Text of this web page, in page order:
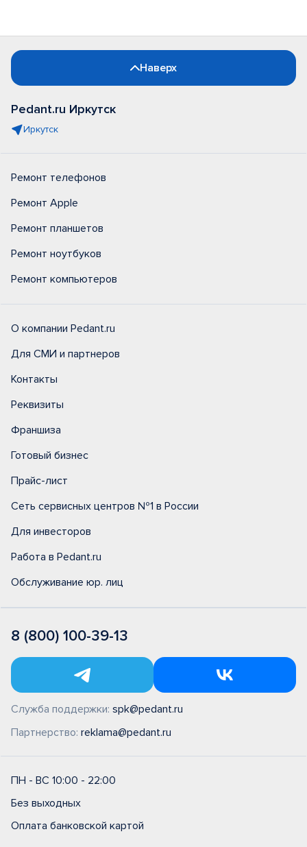
Наверх
Pedant.ru Иркутск
Иркутск
Ремонт телефонов
Ремонт Apple
Ремонт планшетов
Ремонт ноутбуков
Ремонт компьютеров
О компании Pedant.ru
Для СМИ и партнеров
Контакты
Реквизиты
Франшиза
Готовый бизнес
Прайс-лист
Сеть сервисных центров №1 в России
Для инвесторов
Работа в Pedant.ru
Обслуживание юр. лиц
8 (800) 100-39-13
Служба поддержки: spk@pedant.ru
Партнерство: reklama@pedant.ru
ПН - ВС 10:00 - 22:00
Без выходных
Оплата банковской картой